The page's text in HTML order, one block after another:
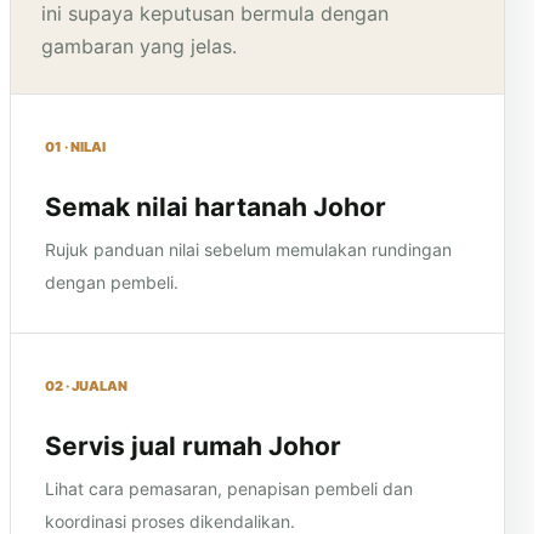
ini supaya keputusan bermula dengan
gambaran yang jelas.
01 · NILAI
Semak nilai hartanah Johor
Rujuk panduan nilai sebelum memulakan rundingan
dengan pembeli.
02 · JUALAN
Servis jual rumah Johor
Lihat cara pemasaran, penapisan pembeli dan
koordinasi proses dikendalikan.